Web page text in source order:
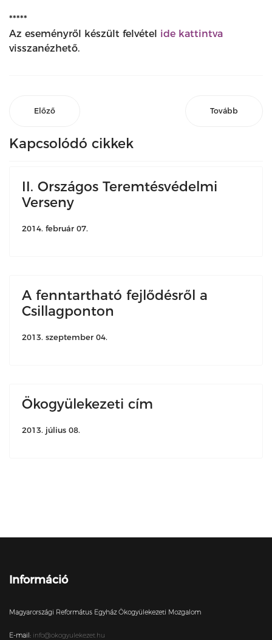
*****
Az eseményről készült felvétel ide kattintva
visszanézhető.
Előző Tovább
Kapcsolódó cikkek
II. Országos Teremtésvédelmi
Verseny
2014. február 07.
A fenntartható fejlődésről a
Csillagponton
2013. szeptember 04.
Ökogyülekezeti cím
2013. július 08.
Információ
Magyarországi Református Egyház Ökogyülekezeti Mozgalom
E-mail: info@okogyulekezet.hu